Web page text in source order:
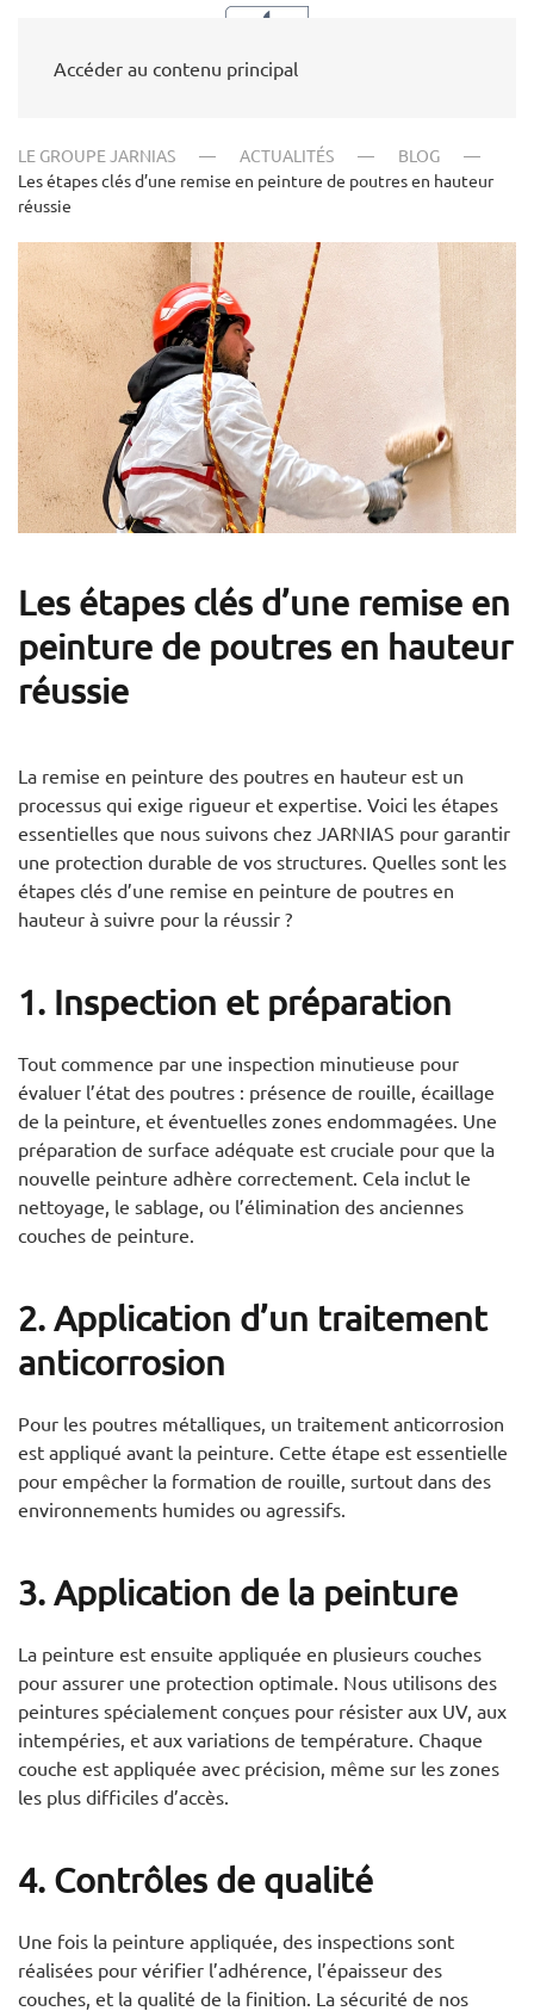
Accéder au contenu principal
LE GROUPE JARNIAS ACTUALITÉS
BLOG
Les étapes clés d’une remise en peinture de poutres en hauteur
réussie
Les étapes clés d’une remise en
peinture de poutres en hauteur
réussie
La remise en peinture des poutres en hauteur est un
processus qui exige rigueur et expertise. Voici les étapes
essentielles que nous suivons chez JARNIAS pour garantir
une protection durable de vos structures. Quelles sont les
étapes clés d’une remise en peinture de poutres en
hauteur à suivre pour la réussir ?
1. Inspection et préparation
Tout commence par une inspection minutieuse pour
évaluer l’état des poutres : présence de rouille, écaillage
de la peinture, et éventuelles zones endommagées. Une
préparation de surface adéquate est cruciale pour que la
nouvelle peinture adhère correctement. Cela inclut le
nettoyage, le sablage, ou l’élimination des anciennes
couches de peinture.
2. Application d’un traitement
anticorrosion
Pour les poutres métalliques, un traitement anticorrosion
est appliqué avant la peinture. Cette étape est essentielle
pour empêcher la formation de rouille, surtout dans des
environnements humides ou agressifs.
3. Application de la peinture
La peinture est ensuite appliquée en plusieurs couches
pour assurer une protection optimale. Nous utilisons des
peintures spécialement conçues pour résister aux UV, aux
intempéries, et aux variations de température. Chaque
couche est appliquée avec précision, même sur les zones
les plus difficiles d’accès.
4. Contrôles de qualité
Une fois la peinture appliquée, des inspections sont
réalisées pour vérifier l’adhérence, l’épaisseur des
couches, et la qualité de la finition. La sécurité de nos